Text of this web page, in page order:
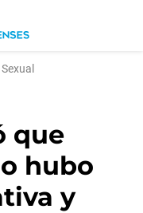
que
hubo
y